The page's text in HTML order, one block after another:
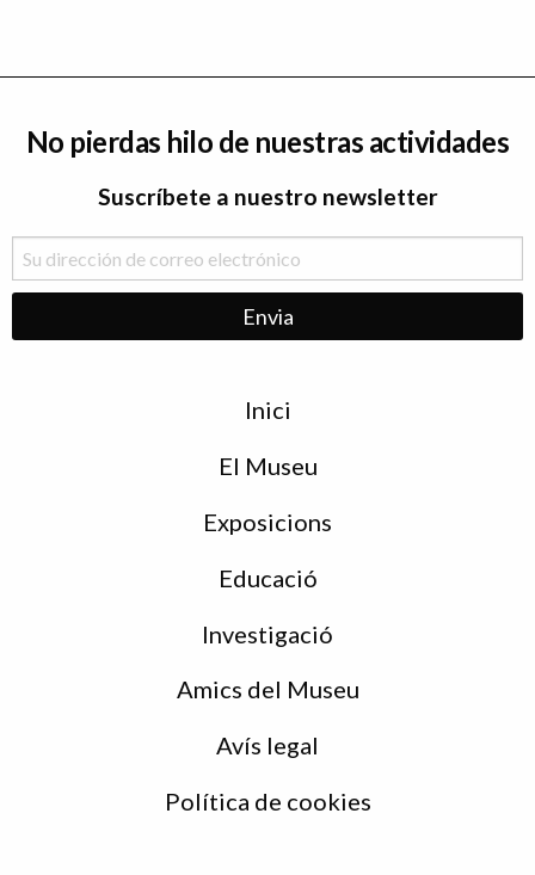
No pierdas hilo de nuestras actividades
Suscríbete a nuestro newsletter
Inici
El Museu
Exposicions
Educació
Investigació
Amics del Museu
Avís legal
Política de cookies